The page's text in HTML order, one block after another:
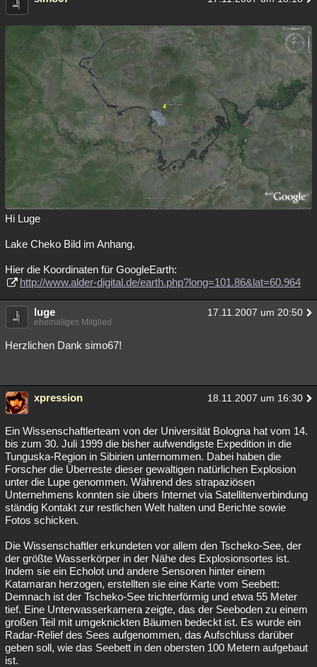
Hi Luge
Lake Cheko Bild im Anhang.
Hier die Koordinaten für GoogleEarth:
http://www.alder-digital.de/earth.php?long=101.86&lat=60.964
luge 17.11.2007 um 20:50
ehemaliges Mitglied
Herzlichen Dank simo67!
xpression 18.11.2007 um 16:30
Ein Wissenschaftlerteam von der Universität Bologna hat vom 14.
bis zum 30. Juli 1999 die bisher aufwendigste Expedition in die
Tunguska-Region in Sibirien unternommen. Dabei haben die
Forscher die Überreste dieser gewaltigen natürlichen Explosion
unter die Lupe genommen. Während des strapaziösen
Unternehmens konnten sie übers Internet via Satellitenverbindung
ständig Kontakt zur restlichen Welt halten und Berichte sowie
Fotos schicken.
Die Wissenschaftler erkundeten vor allem den Tscheko-See, der
der größte Wasserkörper in der Nähe des Explosionsortes ist.
Indem sie ein Echolot und andere Sensoren hinter einem
Katamaran herzogen, erstellten sie eine Karte vom Seebett:
Demnach ist der Tscheko-See trichterförmig und etwa 55 Meter
tief. Eine Unterwasserkamera zeigte, das der Seeboden zu einem
großen Teil mit umgeknickten Bäumen bedeckt ist. Es wurde ein
Radar-Relief des Sees aufgenommen, das Aufschluss darüber
geben soll, wie das Seebett in den obersten 100 Metern aufgebaut
ist.